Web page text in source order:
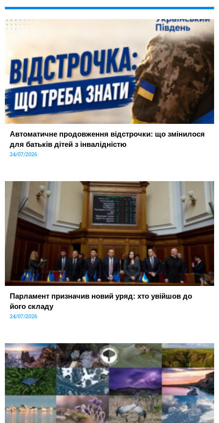
Автоматичне продовження відстрочки: що змінилося
для батьків дітей з інвалідністю
24/07/2026
Парламент призначив новий уряд: хто увійшов до
його складу
24/07/2026